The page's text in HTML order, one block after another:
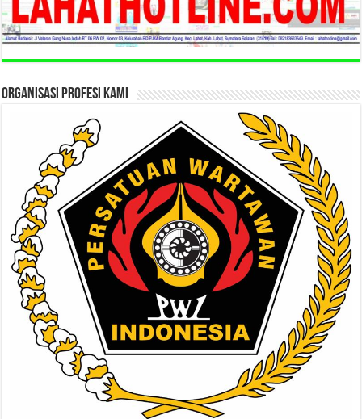
ORGANISASI PROFESI KAMI